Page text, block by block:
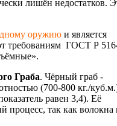
лишён недостатков.
оружию и является
требованиям ГОСТ Р
Граба. Чёрный граб -
(700-800 кг./
равен 3,4). Её
процесс, так как